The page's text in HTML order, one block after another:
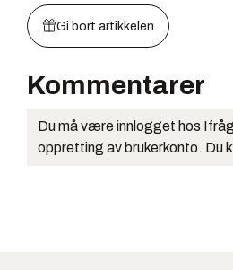
Gi bort artikkelen
Kommentarer
Du må være innlogget hos
oppretting av brukerkonto. Du